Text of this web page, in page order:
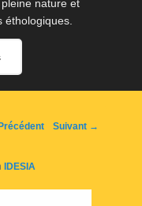
nature et
Suivant →
IDESIA